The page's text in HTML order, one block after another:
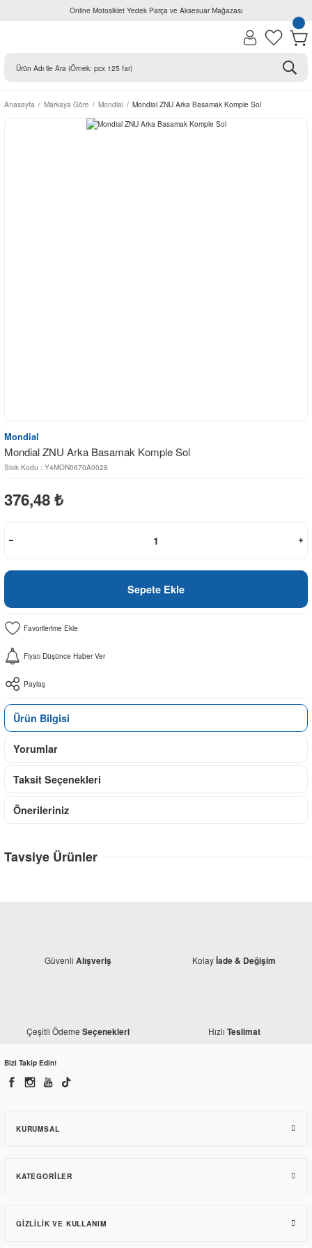
Online Motosiklet Yedek Parça ve Aksesuar Mağazası
Anasayfa Markaya Göre Mondial Mondial ZNU Arka Basamak Komple Sol
Mondial
Mondial ZNU Arka Basamak Komple Sol
Stok Kodu : Y4MON0670A0028
376,48 ₺
Sepete Ekle
Fiyatı Düşünce Haber Ver
Paylaş
Ürün Bilgisi
Yorumlar
Taksit Seçenekleri
Önerileriniz
Tavsiye Ürünler
Mondial ZNU Sele Altı Yan Karenaj Sol Alt
Güvenli Alışveriş Kolayİade & Değişim
Çeşitli Ödeme Seçenekleri Hızlı Teslimat
Bizi Takip Edin!
KURUMSAL
KATEGORILER
GIZLILIK VE KULLANIM